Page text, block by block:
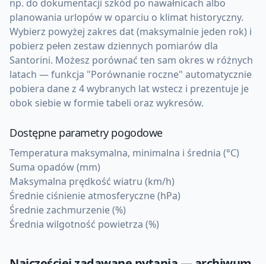
np. do dokumentacji szkód po nawałnicach albo
planowania urlopów w oparciu o klimat historyczny.
Wybierz powyżej zakres dat (maksymalnie jeden rok) i
pobierz pełen zestaw dziennych pomiarów dla
Santorini. Możesz porównać ten sam okres w różnych
latach — funkcja "Porównanie roczne" automatycznie
pobiera dane z 4 wybranych lat wstecz i prezentuje je
obok siebie w formie tabeli oraz wykresów.
Dostępne parametry pogodowe
Temperatura maksymalna, minimalna i średnia (°C)
Suma opadów (mm)
Maksymalna prędkość wiatru (km/h)
Średnie ciśnienie atmosferyczne (hPa)
Średnie zachmurzenie (%)
Średnia wilgotność powietrza (%)